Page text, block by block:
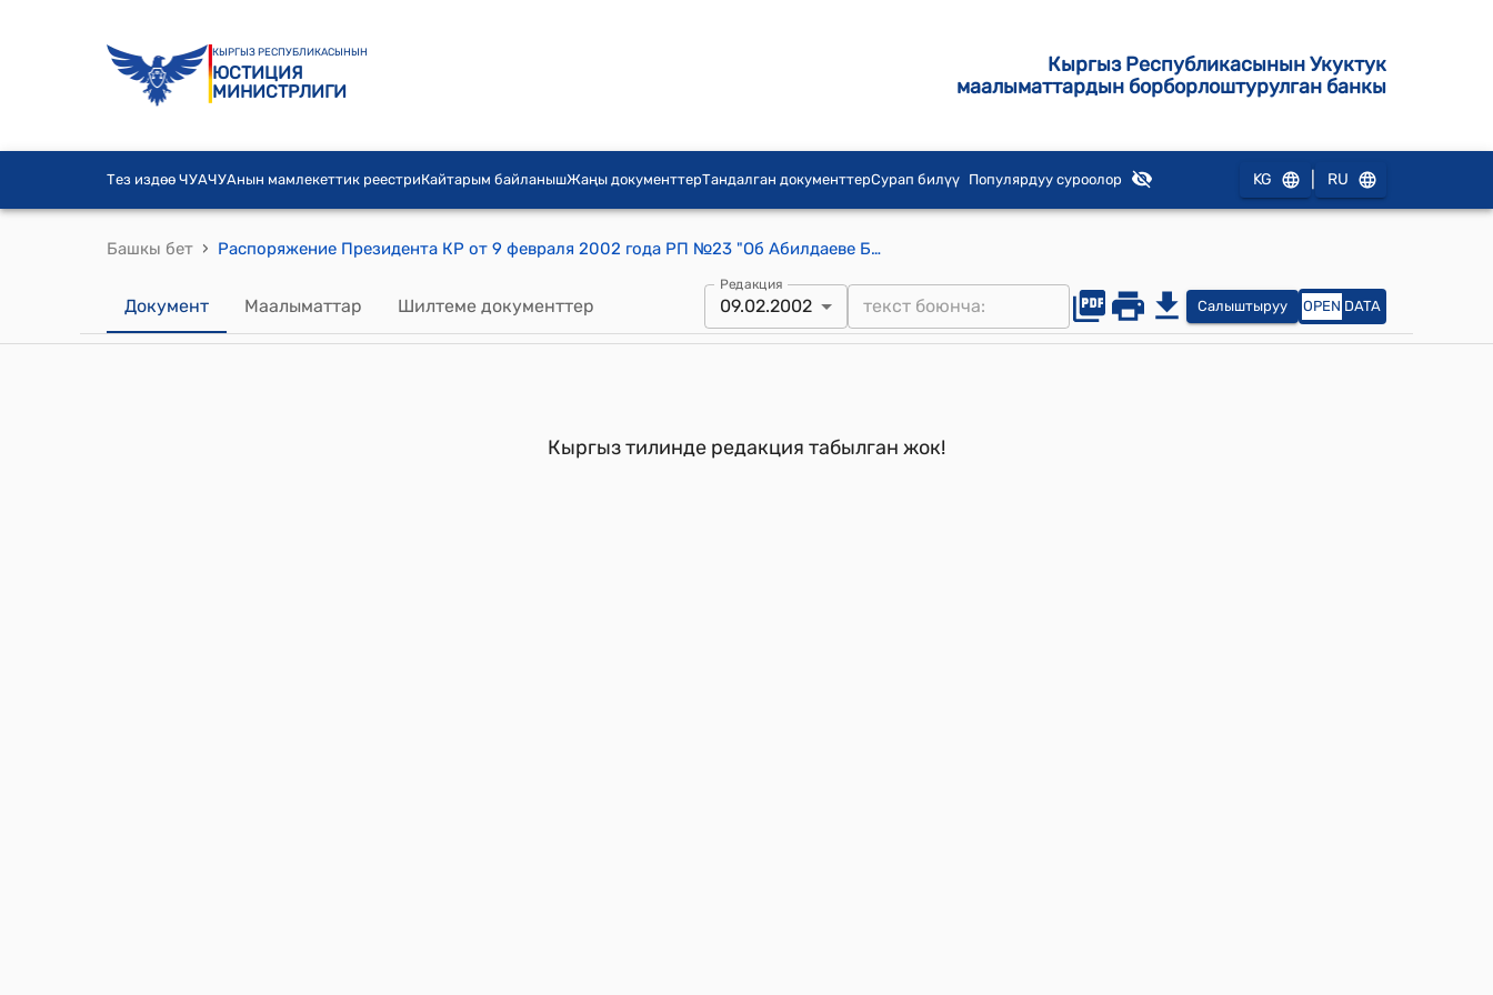
КЫРГЫЗ РЕСПУБЛИКАСЫНЫН
ЮСТИЦИЯ
МИНИСТРЛИГИ
Кыргыз Республикасынын Укуктук
маалыматтардын борборлоштурулган банкы
Тез издөө ЧУАЧУАнын мамлекеттик реестриКайтарым байланышЖаңы документтерТандалган документтерСурап билүү Популярдуу суроолор KG RU
Башкы бет › Распоряжение Президента КР от 9 февраля 2002 года РП №23 "Об Абилдаеве Б.Е."
Документ Маалыматтар Шилтеме документтер
Редакция
09.02.2002 Салыштыруу OPEN DATA
Кыргыз тилинде редакция табылган жок!